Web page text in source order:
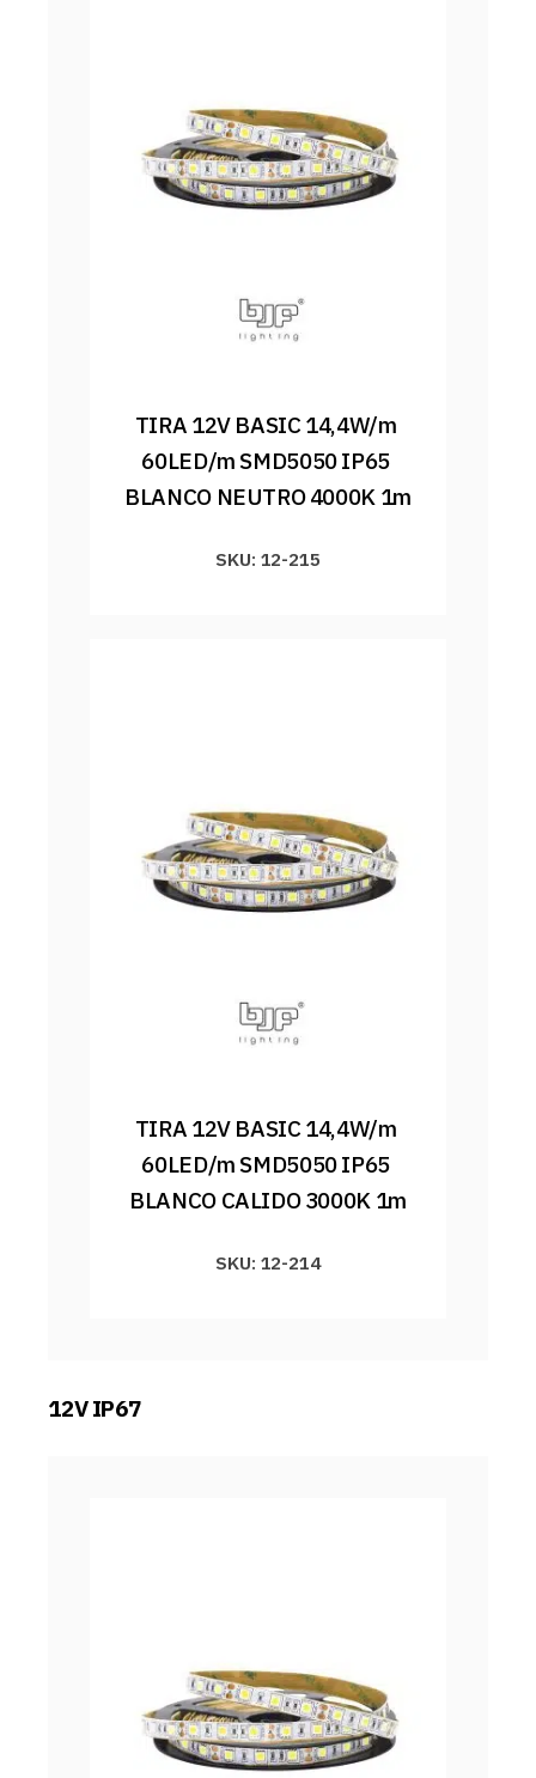
TIRA 12V BASIC 14,4W/m
60LED/m SMD5050 IP65
BLANCO NEUTRO 4000K 1m
SKU: 12-215
TIRA 12V BASIC 14,4W/m
60LED/m SMD5050 IP65
BLANCO CALIDO 3000K 1m
SKU: 12-214
12V IP67